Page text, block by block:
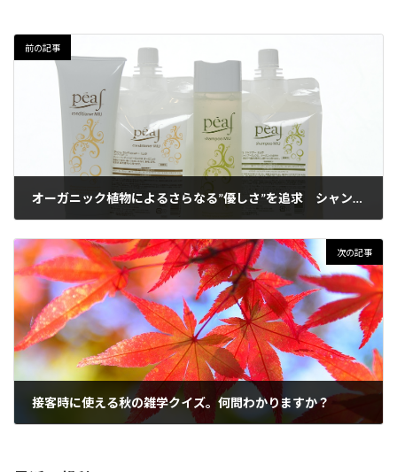
前の記事
オーガニック植物によるさらなる”優しさ”を追求 シャンプー＆コンディショナーMIUシリーズ
次の記事
接客時に使える秋の雑学クイズ。何問わかりますか？